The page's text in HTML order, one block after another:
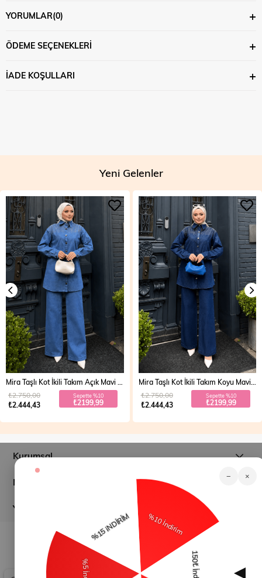
YORUMLAR(0)
ÖDEME SEÇENEKLERI
İADE KOŞULLARI
Yeni Gelenler
₺2.444,43
₺2.750,00 Sepette %10
₺2199,99
Mira Taşlı Kot İkili Takım Koyu Mavi 19286
₺2.444,43
₺2.750,00 Sepette %10
₺2199,99
Kurumsal
Müşteri İlişkileri
Yardım
modamihram.com - Tüm Hakları Saklıdır.
− ×